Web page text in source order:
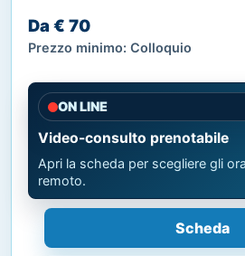
Da € 70
Prezzo minimo: Colloquio
ON LINE
Video-consulto prenotabile
Apri la scheda per scegliere gli
remoto.
Scheda